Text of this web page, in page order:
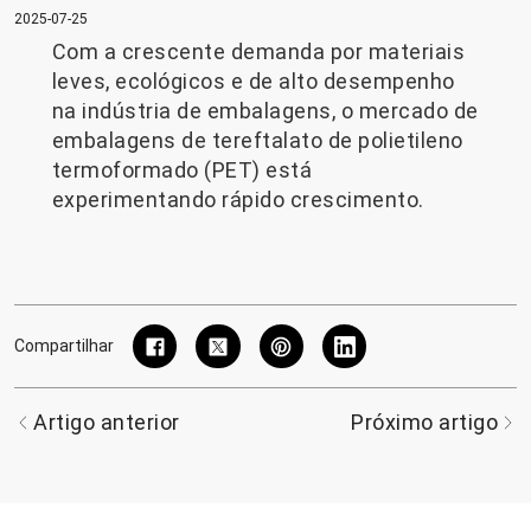
2025-07-25
Com a crescente demanda por materiais
leves, ecológicos e de alto desempenho
na indústria de embalagens, o mercado de
embalagens de tereftalato de polietileno
termoformado (PET) está
experimentando rápido crescimento.
Compartilhar
Artigo anterior Próximo artigo